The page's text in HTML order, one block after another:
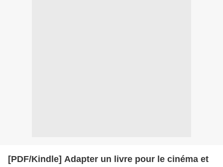
[PDF/Kindle] Adapter un livre pour le cinéma et